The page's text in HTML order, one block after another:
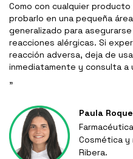
Como con cualquier
probarlo en una pequeña
generalizado para
reacciones alérgicas. Si
reacción adversa, deja de
inmediatamente y consulta a
"
Paula
Cosmética y
Ribera.